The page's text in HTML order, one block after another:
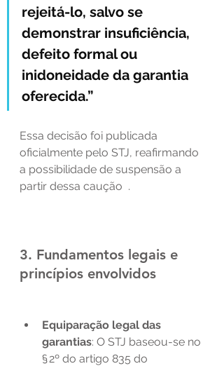
rejeitá-lo, salvo se
demonstrar insuficiência,
defeito formal ou
inidoneidade da garantia
oferecida.”
Essa decisão foi publicada
oficialmente pelo STJ, reafirmando
a possibilidade de suspensão a
partir dessa caução  .
3. Fundamentos legais e
princípios envolvidos
Equiparação legal das
garantias: O STJ baseou-se no
§ 2º do artigo 835 do